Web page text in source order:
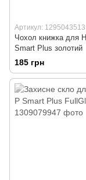
Артикул: 1295043513
Чохол книжка для
Smart Plus золотий
185 грн